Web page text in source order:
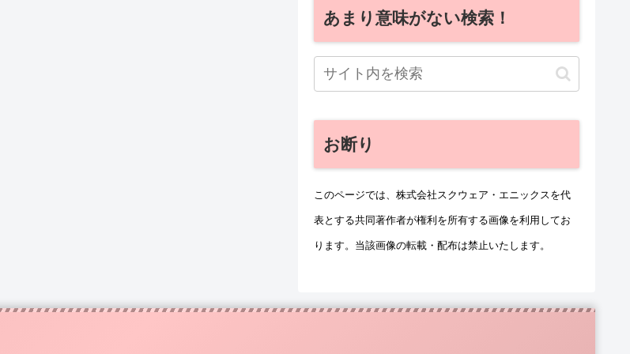
あまり意味がない検索！
お断り
このページでは、株式会社スクウェア・エニックスを代
表とする共同著作者が権利を所有する画像を利用してお
ります。当該画像の転載・配布は禁止いたします。